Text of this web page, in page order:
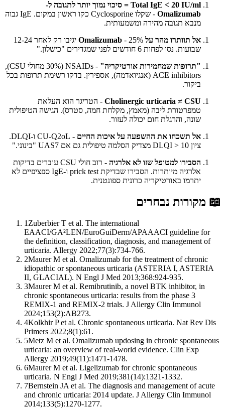
Total IgE < 20 IU/ml = סיכוי נמוך יותר לתגובה ל-
Omalizumab
- שקלו Cyclosporine כקו ראשון במקום. IgE גבוה
מנבא תגובה מהירה ומשמעותית.
אל תוותרו מהר על Omalizumab
- 25% יגיבו רק לאחר 12-24
שבועות. נסו לפחות 6 חודשים לפני שמגדירים "כישלון."
"תרופות שמחמירות אורטיקריה"
- NSAIDs (30% מחולי CSU),
ACE inhibitors (אנגיואדמה), אספירין. בדקו רשימת תרופות בכל
ביקור.
Cholinergic urticaria ≠ CSU- הטריגר הוא העלאת
טמפרטורת ליבה (מאמץ, מקלחת חמה, סטרס). הגישה הטיפולית
שונה, והרגלת חום יכולה לעזור.
אל תשכחו את ההשפעה על איכות החיים
- CU-Q2oL ו-DLQI.
ציון DLQI > 10 מצדיק הסלמה טיפולית גם אם UAS7 "בינוני."
הסבירו למטופל שזו לא אלרגיה
- רוב חולי CSU עוברים בדיקות
אלרגיה מיותרות. הסבירו שבדיקת prick test ו-IgE ספציפיים לא
יתרמו באורטיקריה כרונית ספונטנית.
📖מקורות נבחרים
1Zuberbier T et al. The international
EAACI/GA²LEN/EuroGuiDerm/APAAACI guideline for
the definition, classification, diagnosis, and management of
urticaria. Allergy 2022;77(3):734-766.
2Maurer M et al. Omalizumab for the treatment of chronic
idiopathic or spontaneous urticaria (ASTERIA I, ASTERIA
II, GLACIAL). N Engl J Med 2013;368:924-935.
3Maurer M et al. Remibrutinib, a novel BTK inhibitor, in
chronic spontaneous urticaria: results from the phase 3
REMIX-1 and REMIX-2 trials. J Allergy Clin Immunol
2024;153(2):AB273.
4Kolkhir P et al. Chronic spontaneous urticaria. Nat Rev Dis
Primers 2022;8(1):61.
5Metz M et al. Omalizumab updosing in chronic spontaneous
urticaria: an overview of real-world evidence. Clin Exp
Allergy 2019;49(11):1471-1478.
6Maurer M et al. Ligelizumab for chronic spontaneous
urticaria. N Engl J Med 2019;381(14):1321-1332.
7Bernstein JA et al. The diagnosis and management of acute
and chronic urticaria: 2014 update. J Allergy Clin Immunol
2014;133(5):1270-1277.